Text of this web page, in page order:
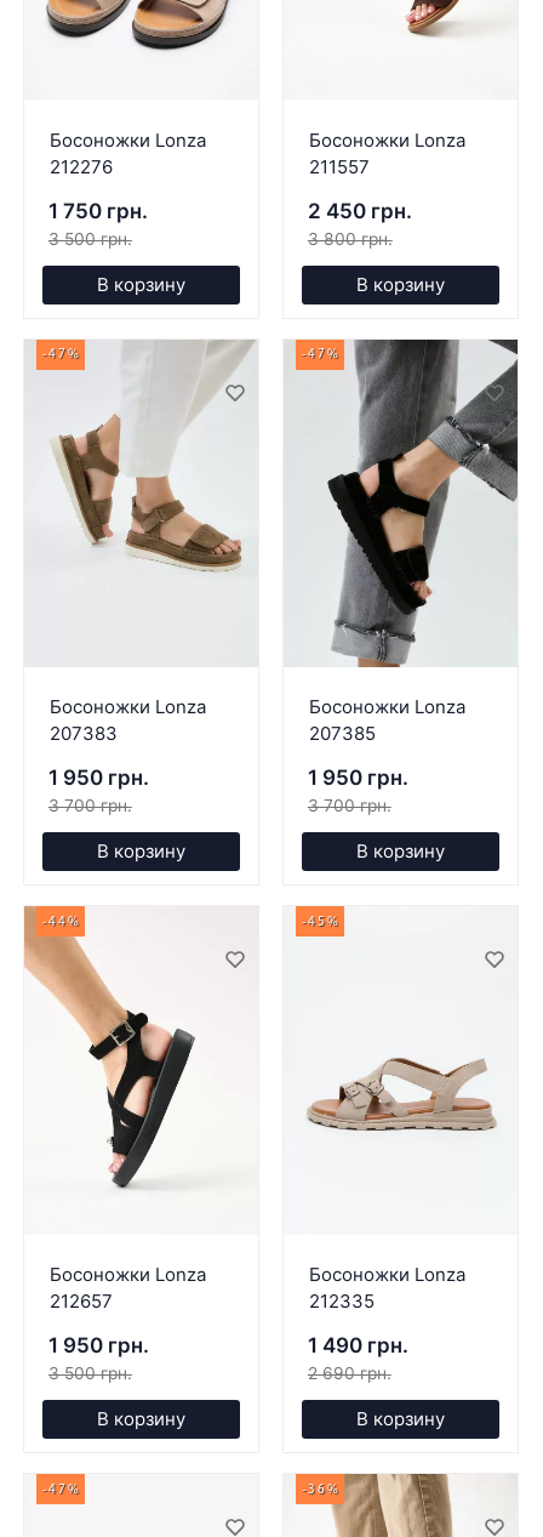
Босоножки Lonza
212276
1 750 грн.
3 500 грн.
В корзину
Босоножки Lonza
211557
2 450 грн.
3 800 грн.
В корзину
-47%
Босоножки Lonza
207383
1 950 грн.
3 700 грн.
В корзину
-47%
Босоножки Lonza
207385
1 950 грн.
3 700 грн.
В корзину
-44%
Босоножки Lonza
212657
1 950 грн.
3 500 грн.
В корзину
-45%
Босоножки Lonza
212335
1 490 грн.
2 690 грн.
В корзину
-47% -36%